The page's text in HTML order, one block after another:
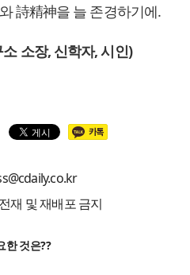
詩精神을 늘 존경하기에.
소장, 신학자, 시인)
재 및 재배포 금지
한 것은??